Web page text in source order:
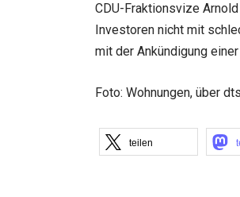
CDU-Fraktionsvize
Investoren nicht mit
mit der Ankündigung
Foto: Wohnungen, über
teilen